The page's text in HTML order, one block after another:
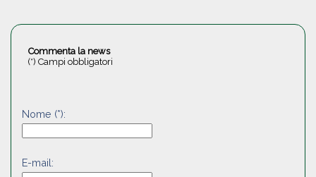
Commenta la news
(*) Campi obbligatori
Nome (*):
E-mail: